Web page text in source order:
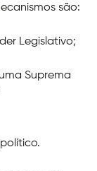
são:
Legislativo;
Suprema